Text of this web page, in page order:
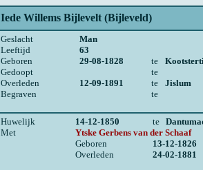
Iede Willems Bijlevelt (Bijleveld)
Geslacht
Man
Leeftijd
63
Geboren
29-08-1828 te
Gedoopt
te
Overleden
12-09-1891 te
Jislum
Begraven
te
Huwelijk 14-12-1850 te
Met
Ytske Gerbens van der Schaaf
Geboren
13-12-1826
Overleden
24-02-1881